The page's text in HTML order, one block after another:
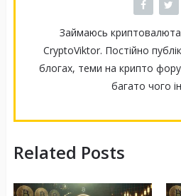
Займаюсь
CryptoViktor. Постійно
блогах, теми на крипто
багато чого
Related Posts